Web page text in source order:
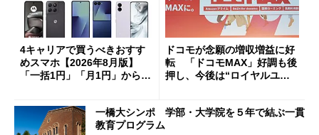
4キャリアで買うべきおすす
めスマホ【2026年8月版】
「一括1円」「月1円」からお
ドコモが念願の増収増益に好
転 「ドコモMAX」好調も後
押し、今後は“ロイヤルユー
一橋大シンポ 学部・大学院を５年で結ぶ一貫
教育プログラム